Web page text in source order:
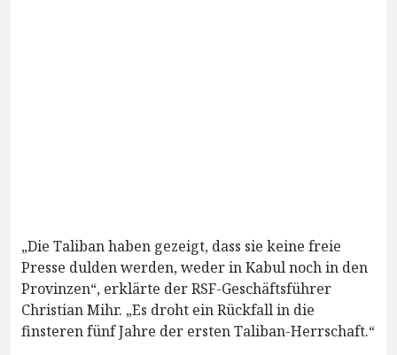
„Die Taliban haben gezeigt, dass sie keine freie
Presse dulden werden, weder in Kabul noch in den
Provinzen“, erklärte der RSF-Geschäftsführer
Christian Mihr. „Es droht ein Rückfall in die
finsteren fünf Jahre der ersten Taliban-Herrschaft.“